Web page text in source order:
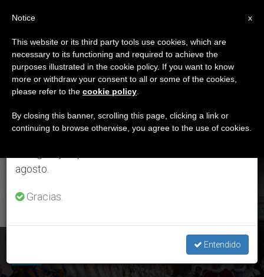
ETIQUETA
Posts Tagged
‘cuarentena’
ÚLTIMAS NOTICIAS
COVID-19: 4 miembros de la Guardia Suiza en cuarentena
×
Aviso importante
Del 27 de julio al 7 de agosto haremos la pausa
anual, aprovechando que en el periodo de verano
se generan menos informaciones y también el
agosto.
Gracias.
Entendido
x
Notice
This website or its third party tools use cookies, which are
necessary to its functioning and required to achieve the
purposes illustrated in the cookie policy. If you want to know
more or withdraw your consent to all or some of the cookies,
please refer to the cookie policy
By closing this banner, scrolling this page, clicking a link or
continuing to browse otherwise, you agree to the use of cookies.